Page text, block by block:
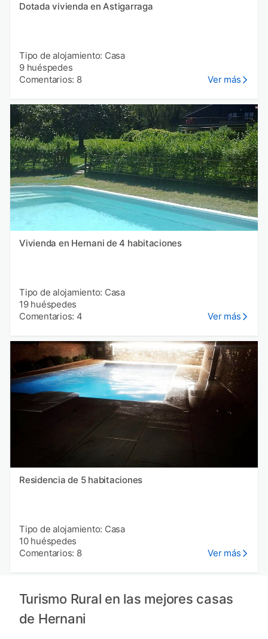
Dotada vivienda en Astigarraga
Tipo de alojamiento: Casa
9 huéspedes
Comentarios: 8
Ver más
Vivienda en Hernani de 4 habitaciones
Tipo de alojamiento: Casa
19 huéspedes
Comentarios: 4
Ver más
Residencia de 5 habitaciones
Tipo de alojamiento: Casa
10 huéspedes
Comentarios: 8
Ver más
Turismo Rural en las mejores casas
de Hernani